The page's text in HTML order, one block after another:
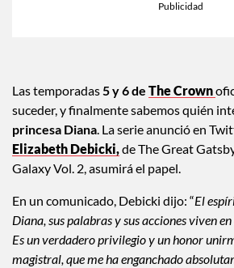
Las temporadas5 y 6 de The Crown
suceder, y finalmente sabemos quién
princesa Diana. La serie anunció en
Elizabeth Debicki,de The Great
Galaxy Vol. 2, asumirá el papel.
En un comunicado, Debicki dijo: “El
Diana, sus palabras y sus acciones viven
Es un verdadero privilegio y un honor
magistral, que me ha enganchado